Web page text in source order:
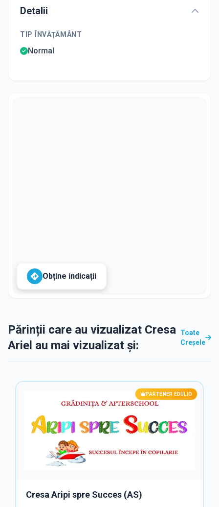
Detalii
TIP ÎNVĂȚĂMÂNT
Normal
Obține indicații
Părinții care au vizualizat Cresa
Ariel au mai vizualizat și:
Toate
Creșele
PARTENER EDULIO
Cresa Aripi spre Succes (AS)